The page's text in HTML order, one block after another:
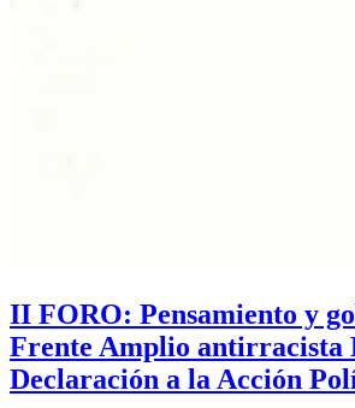
II FORO: Pensamiento y
Frente Amplio antirracista
Declaración a la Acción